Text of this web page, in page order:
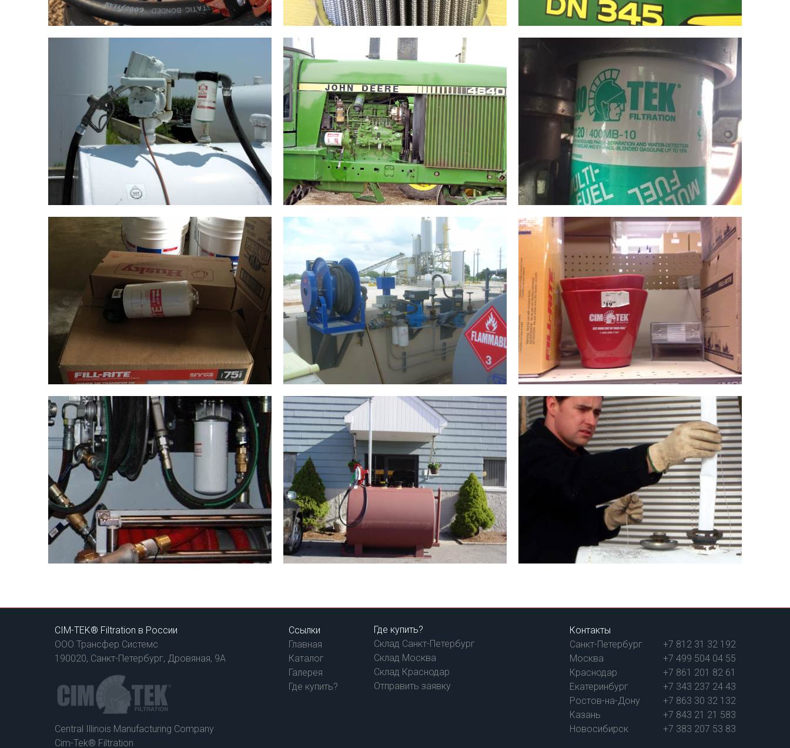
+7 812 31 32 192
+7 499 504 04 55
+7 861 201 82 61
+7 343 237 24 43
+7 863 30 32 132
+7 843 21 21 583
+7 383 207 53 83
Контакты
Санкт-Петербург
Москва
Краснодар
Екатеринбург
Ростов-на-Дону
Казань
Новосибирск
CIM-TEK® Filtration в России
ООО Трансфер Системс
190020, Санкт-Петербург, Дровяная, 9А
Central Illinois Manufacturing Company
Cim-Tek® Filtration
Ссылки
Главная
Каталог
Галерея
Где купить?
Где купить?
Склад Санкт-Петербург
Склад Москва
Склад Краснодар
Отправить заявку